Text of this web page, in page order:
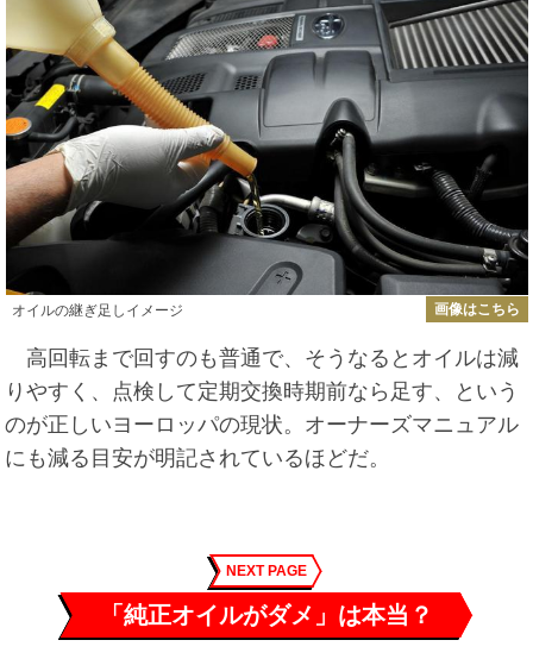
オイルの継ぎ足しイメージ 画像はこちら
高回転まで回すのも普通で、そうなるとオイルは減
りやすく、点検して定期交換時期前なら足す、という
のが正しいヨーロッパの現状。オーナーズマニュアル
にも減る目安が明記されているほどだ。
NEXT PAGE
「純正オイルがダメ」は本当？